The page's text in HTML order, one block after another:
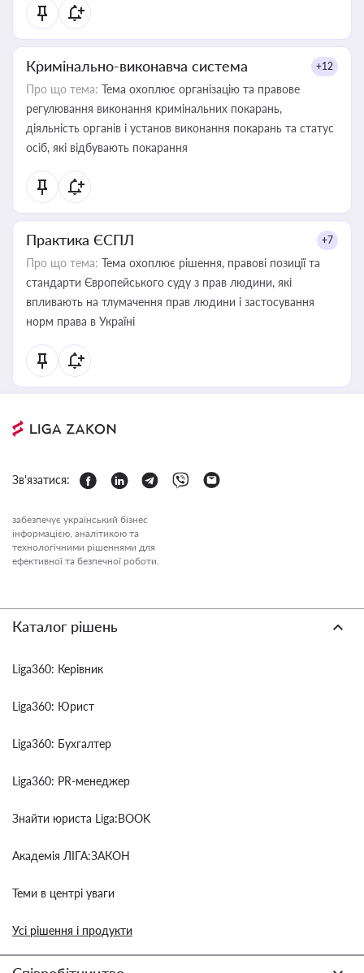
Кримінально-виконавча система +12
Про що тема: Тема охоплює організацію та правове
регулювання виконання кримінальних покарань,
діяльність органів і установ виконання покарань та статус
осіб, які відбувають покарання
Практика ЄСПЛ +7
Про що тема: Тема охоплює рішення, правові позиції та
стандарти Європейського суду з прав людини, які
впливають на тлумачення прав людини і застосування
норм права в Україні
Зв'язатися:
забезпечує український бізнес
інформацією, аналітикою та
технологічними рішеннями для
ефективної та безпечної роботи.
Каталог рішень
Liga360: Керівник
Liga360: Юрист
Liga360: Бухгалтер
Liga360: PR-менеджер
Знайти юриста Liga:BOOK
Академія ЛІГА:ЗАКОН
Теми в центрі уваги
Усі рішення і продукти